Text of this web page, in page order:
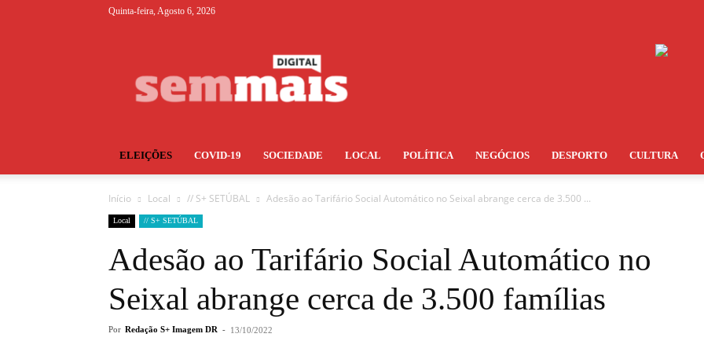
Quinta-feira, Agosto 6, 2026
ELEIÇÕES COVID-19 SOCIEDADE LOCAL POLÍTICA NEGÓCIOS DESPORTO CULTURA
Início Local // S+ SETÚBAL Adesão ao Tarifário Social Automático no Seixal abrange cerca de 3.500 ...
Local // S+ SETÚBAL
Adesão ao Tarifário Social Automático no
Seixal abrange cerca de 3.500 famílias
Por Redação S+ Imagem DR - 13/10/2022